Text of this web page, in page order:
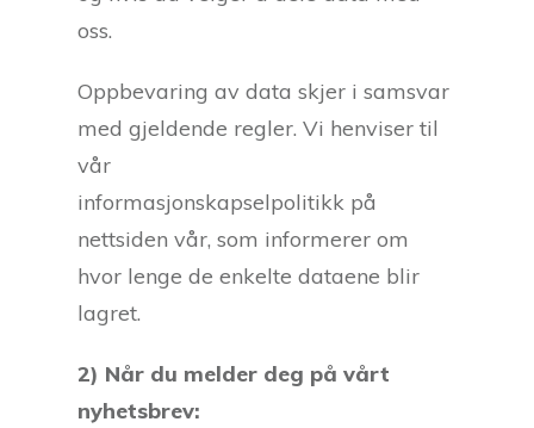
oss.
Oppbevaring av data skjer i samsvar
med gjeldende regler. Vi henviser til
vår
informasjonskapselpolitikk på
nettsiden vår, som informerer om
hvor lenge de enkelte dataene blir
lagret.
2) Når du melder deg på vårt
nyhetsbrev: